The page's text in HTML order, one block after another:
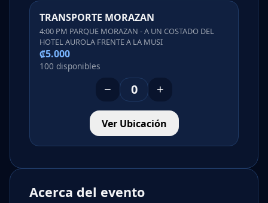
TRANSPORTE MORAZAN
4:00 PM PARQUE MORAZAN - A UN COSTADO DEL
HOTEL AUROLA FRENTE A LA MUSI
₡5.000
100 disponibles
− +
Ver Ubicación
Acerca del evento